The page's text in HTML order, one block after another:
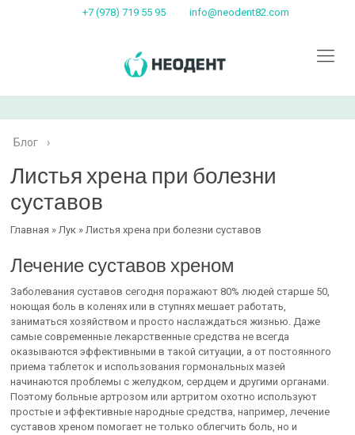
+7 (978) 719 55 95 info@neodent82.com
Блог ›
Листья хрена при болезни
суставов
Главная » Лук » Листья хрена при болезни суставов
Лечение суставов хреном
Заболевания суставов сегодня поражают 80% людей старше 50,
ноющая боль в коленях или в ступнях мешает работать,
заниматься хозяйством и просто наслаждаться жизнью. Даже
самые современные лекарственные средства не всегда
оказываются эффективными в такой ситуации, а от постоянного
приема таблеток и использования гормональных мазей
начинаются проблемы с желудком, сердцем и другими органами.
Поэтому больные артрозом или артритом охотно используют
простые и эффективные народные средства, например, лечение
суставов хреном помогает не только облегчить боль, но и